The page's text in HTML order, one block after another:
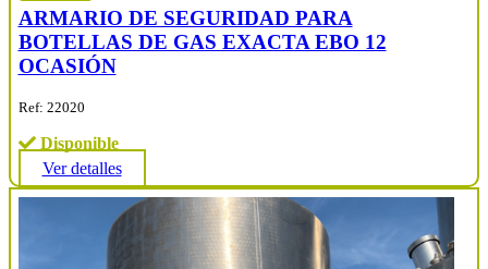
ARMARIO DE SEGURIDAD PARA
BOTELLAS DE GAS EXACTA EBO 12
OCASIÓN
Ref: 22020
Disponible
Ver detalles